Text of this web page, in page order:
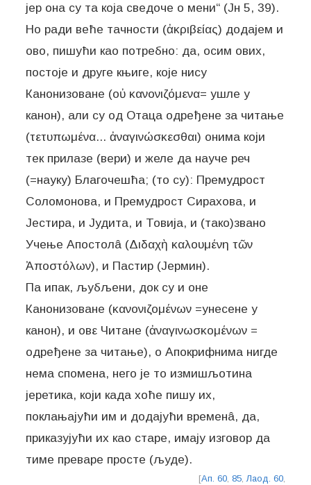
јер она су та која сведоче о мени“ (Јн 5, 39).
Но ради веће тачности (ἀκριβείας) додајем и
ово, пишући као потребно: да, осим ових,
постоје и друге књиге, које нису
Канонизоване (οὐ κανονιζόμενα= ушле у
канон), али су од Отаца одређене за читање
(τετυπωμένα... ἀναγινώσκεσθαι) онима који
тек прилазе (вери) и желе да науче реч
(=науку) Благочешћа; (то су): Премудрост
Соломонова, и Премудрост Сирахова, и
Јестира, и Јудита, и Товија, и (тако)звано
Учење Апостолâ (Διδαχὴ καλουμένη τῶν
Ἀποστόλων), и Пастир (Јермин).
Па ипак, љубљени, док су и оне
Канонизоване (κανονιζομένων =унесене у
канон), и овε Читане (ἀναγινωσκομένων =
одређене за читање), о Апокрифнима нигде
нема спомена, него је то измишљотина
јеретика, који када хоће пишу их,
поклањајући им и додајући временâ, да,
приказујући их као старе, имају изговор да
тиме преваре просте (људе).
[Ап. 60, 85,Лаод. 60,